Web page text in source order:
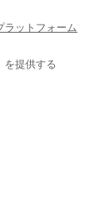
ラットフォーム
を提供する